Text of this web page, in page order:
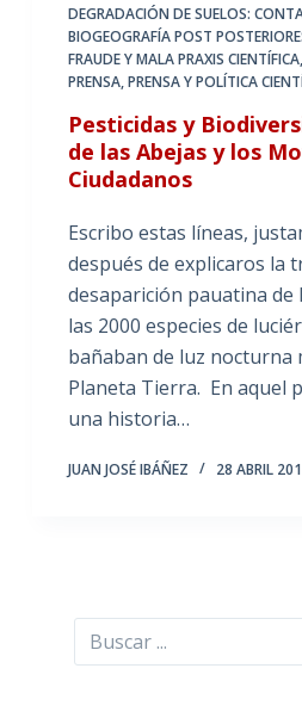
DEGRADACIÓN DE SUELOS:
BIOGEOGRAFÍA POST
FRAUDE Y MALA PRAXIS CIENTÍFICA,
PRENSA,PRENSA Y POLÍTICA
Pesticidas y
de las Abejas y los
Ciudadanos
Escribo estas líneas,
después de explicaros la
desaparición pauatina de
las 2000 especies de
bañaban de luz nocturna
Planeta Tierra. En aquel
una historia…
JUAN JOSÉ IBÁÑEZ 28 ABRIL
Buscar